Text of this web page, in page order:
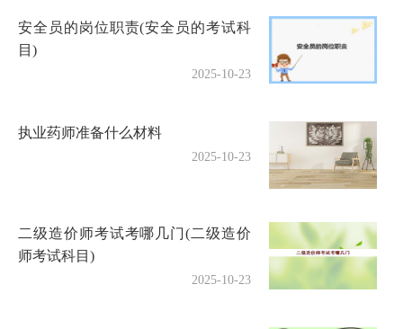
安全员的岗位职责(安全员的考试科
目)
2025-10-23
执业药师准备什么材料
2025-10-23
二级造价师考试考哪几门(二级造价
师考试科目)
2025-10-23